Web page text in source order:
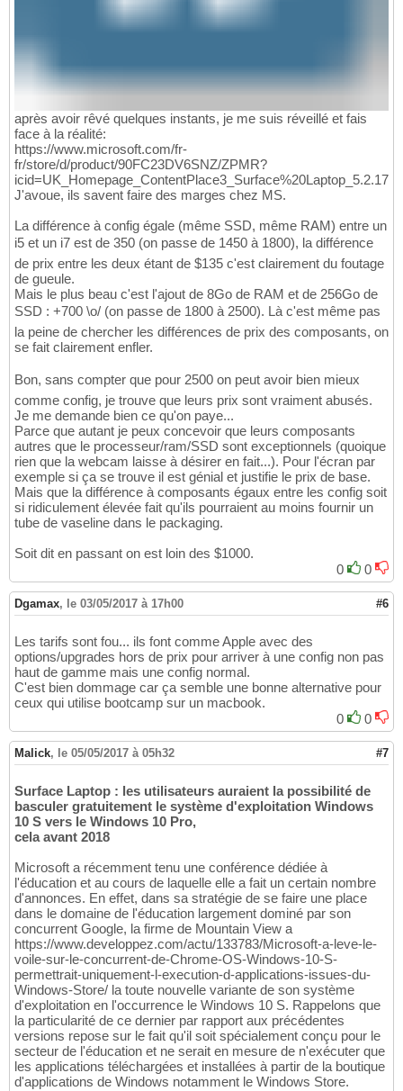
après avoir rêvé quelques instants, je me suis réveillé et fais
face à la réalité:
https://www.microsoft.com/fr-
fr/store/d/product/90FC23DV6SNZ/ZPMR?
icid=UK_Homepage_ContentPlace3_Surface%20Laptop_5.2.17
J'avoue, ils savent faire des marges chez MS.
La différence à config égale (même SSD, même RAM) entre un
i5 et un i7 est de 350 (on passe de 1450 à 1800), la différence
de prix entre les deux étant de $135 c'est clairement du foutage
de gueule.
Mais le plus beau c'est l'ajout de 8Go de RAM et de 256Go de
SSD : +700 \o/ (on passe de 1800 à 2500). Là c'est même pas
la peine de chercher les différences de prix des composants, on
se fait clairement enfler.
Bon, sans compter que pour 2500 on peut avoir bien mieux
comme config, je trouve que leurs prix sont vraiment abusés.
Je me demande bien ce qu'on paye...
Parce que autant je peux concevoir que leurs composants
autres que le processeur/ram/SSD sont exceptionnels (quoique
rien que la webcam laisse à désirer en fait...). Pour l'écran par
exemple si ça se trouve il est génial et justifie le prix de base.
Mais que la différence à composants égaux entre les config soit
si ridiculement élevée fait qu'ils pourraient au moins fournir un
tube de vaseline dans le packaging.
Soit dit en passant on est loin des $1000.
0
0
Dgamax, le 03/05/2017 à 17h00 #6
Les tarifs sont fou... ils font comme Apple avec des
options/upgrades hors de prix pour arriver à une config non pas
haut de gamme mais une config normal.
C'est bien dommage car ça semble une bonne alternative pour
ceux qui utilise bootcamp sur un macbook.
0
0
Malick, le 05/05/2017 à 05h32 #7
Surface Laptop : les utilisateurs auraient la possibilité de
basculer gratuitement le système d'exploitation Windows
10 S vers le Windows 10 Pro,
cela avant 2018
Microsoft a récemment tenu une conférence dédiée à
l'éducation et au cours de laquelle elle a fait un certain nombre
d'annonces. En effet, dans sa stratégie de se faire une place
dans le domaine de l'éducation largement dominé par son
concurrent Google, la firme de Mountain View a
https://www.developpez.com/actu/133783/Microsoft-a-leve-le-
voile-sur-le-concurrent-de-Chrome-OS-Windows-10-S-
permettrait-uniquement-l-execution-d-applications-issues-du-
Windows-Store/ la toute nouvelle variante de son système
d'exploitation en l'occurrence le Windows 10 S. Rappelons que
la particularité de ce dernier par rapport aux précédentes
versions repose sur le fait qu'il soit spécialement conçu pour le
secteur de l'éducation et ne serait en mesure de n'exécuter que
les applications téléchargées et installées à partir de la boutique
d'applications de Windows notamment le Windows Store.